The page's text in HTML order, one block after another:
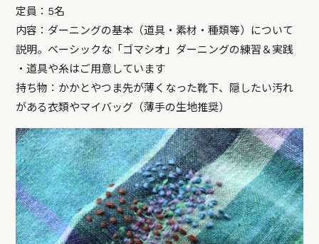
定員：5名
内容：ダーニングの基本（道具・素材・種類等）について
説明。ベーシックな「ゴマシオ」ダーニングの練習＆実践
・道具や糸はご用意しています
持ち物：かかとやつま先が薄くなった靴下、隠したい汚れ
がある衣類やマイバッグ（薄手の生地推奨）